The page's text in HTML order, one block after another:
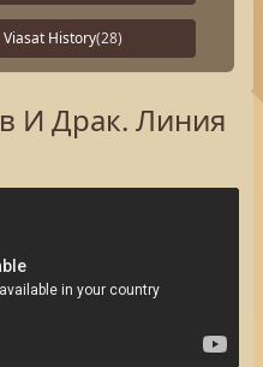
Viasat History(28)
И Драк. Линия